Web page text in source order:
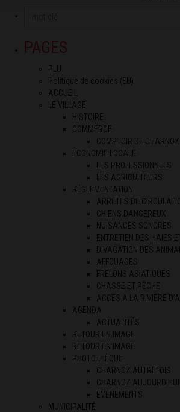
PAGES
PLU
Politique de cookies (EU)
ACCUEIL
LE VILLAGE
HISTOIRE
COMMERCE
COMPTOIR DE CHARNOZ
ECONOMIE LOCALE
LES PROFESSIONNELS
LES AGRICULTEURS
RÉGLEMENTATION
ARRÊTES DE
CHIENS DANGEREUX
NUISANCES SONORES
ENTRETIEN DES HAIES
DIVAGATION DES
AFFOUAGES
FRELONS ASIATIQUES
CHASSE ET PÊCHE
ACCES A LA RIVIERE
AGENDA
ACTUALITÉS
RETOUR EN IMAGE
RETOUR EN IMAGE
PHOTOTHÈQUE
CHARNOZ AUTREFOIS
CHARNOZ AUJOURD’HUI
EVÉNEMENTS
MUNICIPALITÉ